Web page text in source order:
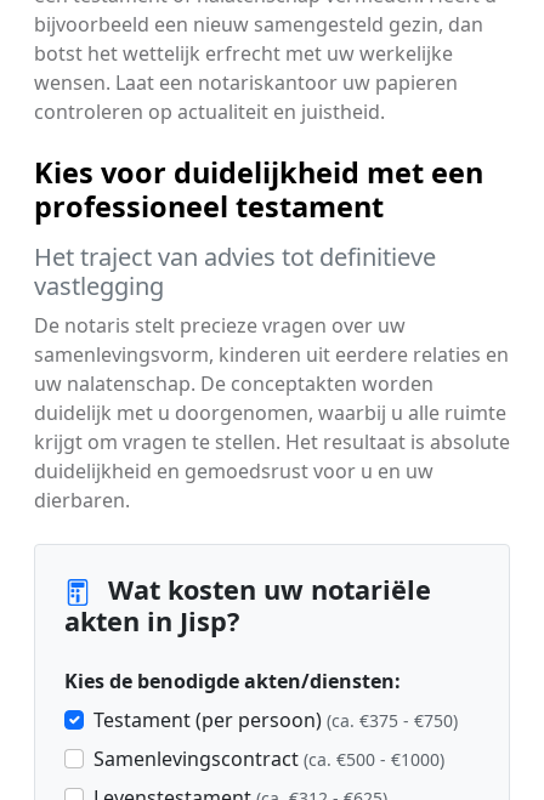
bijvoorbeeld een nieuw samengesteld gezin, dan
botst het wettelijk erfrecht met uw werkelijke
wensen. Laat een notariskantoor uw papieren
controleren op actualiteit en juistheid.
Kies voor duidelijkheid met een
professioneel testament
Het traject van advies tot definitieve
vastlegging
De notaris stelt precieze vragen over uw
samenlevingsvorm, kinderen uit eerdere relaties en
uw nalatenschap. De conceptakten worden
duidelijk met u doorgenomen, waarbij u alle ruimte
krijgt om vragen te stellen. Het resultaat is absolute
duidelijkheid en gemoedsrust voor u en uw
dierbaren.
Wat kosten uw notariële
akten in Jisp?
Kies de benodigde akten/diensten:
Testament (per persoon) (ca. €375 - €750)
Samenlevingscontract (ca. €500 - €1000)